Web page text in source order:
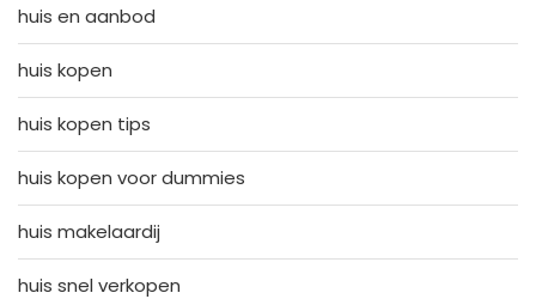
huis en aanbod
huis kopen
huis kopen tips
huis kopen voor dummies
huis makelaardij
huis snel verkopen